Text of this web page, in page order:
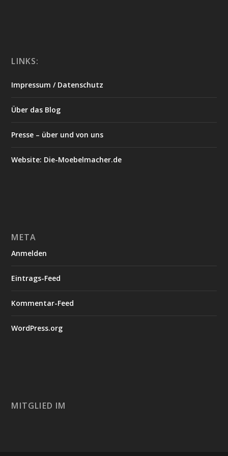
LINKS:
Impressum / Datenschutz
Über das Blog
Presse – über und von uns
Website: Die-Moebelmacher.de
META
Anmelden
Eintrags-Feed
Kommentar-Feed
WordPress.org
MITGLIED IM